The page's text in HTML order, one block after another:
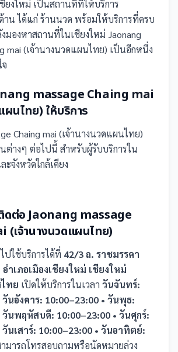
ยงใหม่ เป็นสถานที่ที่ให้บริการ
น ได้แก่ ร้านนวด พร้อมให้บริการที่ครบ
มองหาสถานที่ในเชียงใหม่ Jaonang
mai (เจ้านางนวดแผนไทย) เป็นอีกหนึ่ง
massage Chaing mai
ผนไทย) ให้บริการ
Chaing mai (เจ้านางนวดแผนไทย)
ต่างๆ ต่อไปนี้ สำหรับผู้รับบริการใน
จังหวัดใกล้เคียง
ดต่อJaonang massage
เจ้านางนวดแผนไทย)
ปใช้บริการได้ที่ 42/3 ถ. ราชมรรคา
ำเภอเมืองเชียงใหม่ เชียงใหม่
ทย เปิดให้บริการในเวลา วันจันทร์:
วันอังคาร: 10:00–23:00 • วันพุธ:
วันพฤหัสบดี: 10:00–23:00 • วันศุกร์:
วันเสาร์: 10:00–23:00 • วันอาทิตย์:
มารถโทรสอบถามหรือนัดหมายล่วง